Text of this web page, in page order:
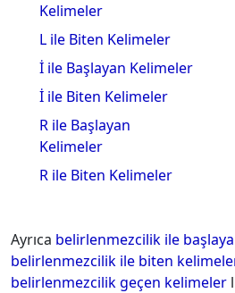
Kelimeler
L ile Biten Kelimeler
İ ile Başlayan Kelimeler
İ ile Biten Kelimeler
R ile Başlayan
Kelimeler
R ile Biten Kelimeler
Ayrıca belirlenmezcilik ile
belirlenmezcilik ile biten
belirlenmezcilik geçen kelimeler